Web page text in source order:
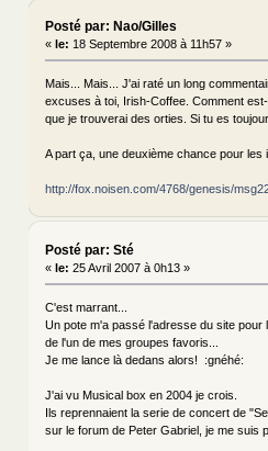
Posté par: Nao/Gilles
« le: 18 Septembre 2008 à 11h57 »
Mais... Mais... J'ai raté un long
excuses à toi, Irish-Coffee. Comment
que je trouverai des orties. Si tu es
A part ça, une deuxième chance pour les
http://fox.noisen.com/4768/genesis/
Posté par: Sté
« le: 25 Avril 2007 à 0h13 »
C'est marrant...
Un pote m'a passé l'adresse du site
de l'un de mes groupes favoris...
Je me lance là dedans alors! :gnéhé:
J'ai vu Musical box en 2004 je crois.
Ils reprennaient la serie de concert de
sur le forum de Peter Gabriel, je me suis